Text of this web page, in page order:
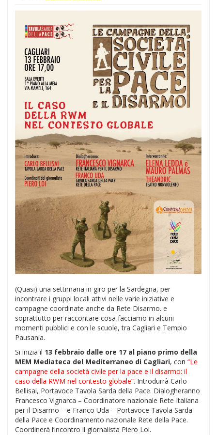
(Quasi) una settimana in giro per la Sardegna, per
incontrare i gruppi locali attivi nelle varie iniziative e
campagne coordinate anche da Rete Disarmo. e
soprattutto per raccontare cosa facciamo in alcuni
momenti pubblici e con le scuole, tra Cagliari e Tempio
Pausania.
Si inizia il 13 febbraio dalle ore 17 al piano primo della
MEM Mediateca del Mediterraneo di Cagliari, con “Le
campagne della società civile per la pace e il disarmo: il
caso della RWM nel contesto globale”. Introdurrà Carlo
Bellisai, Portavoce Tavola Sarda della Pace. Dialogheranno
Francesco Vignarca – Coordinatore nazionale Rete Italiana
per il Disarmo – e Franco Uda – Portavoce Tavola Sarda
della Pace e Coordinamento nazionale Rete della Pace.
Coordinerà l’incontro il giornalista Piero Loi.